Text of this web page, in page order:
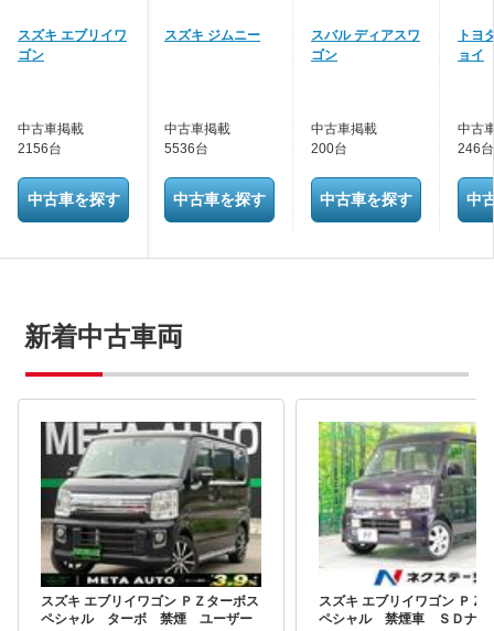
スズキ エブリイワ
ゴン
中古車掲載
2156台
中古車を探す
スズキ ジムニー
中古車掲載
5536台
中古車を探す
スバル ディアスワ
ゴン
中古車掲載
200台
中古車を探す
トヨ
ョイ
中古
246台
中
新着中古車両
スズキ エブリイワゴン ＰＺターボス
ペシャル ターボ 禁煙 ユーザー
スズキ エブリイワゴン ＰＺ
ペシャル 禁煙車 ＳＤナ